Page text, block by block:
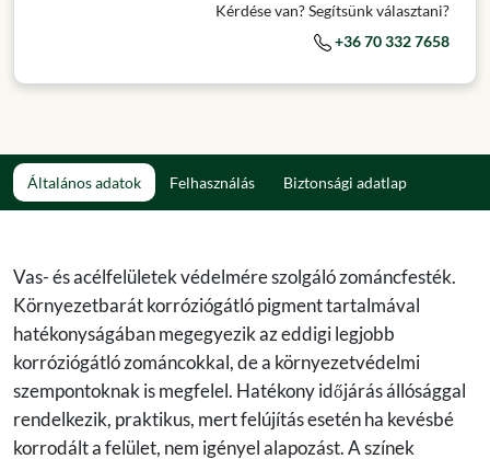
Kérdése van? Segítsünk választani?
+36 70 332 7658
Általános adatok Felhasználás Biztonsági adatlap
Vas- és acélfelületek védelmére szolgáló zománcfesték.
Környezetbarát korróziógátló pigment tartalmával
hatékonyságában megegyezik az eddigi legjobb
korróziógátló zománcokkal, de a környezetvédelmi
szempontoknak is megfelel. Hatékony időjárás állósággal
rendelkezik, praktikus, mert felújítás esetén ha kevésbé
korrodált a felület, nem igényel alapozást. A színek